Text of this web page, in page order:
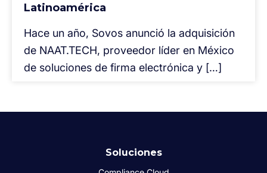
Latinoamérica
Hace un año, Sovos anunció la adquisición
de NAAT.TECH, proveedor líder en México
de soluciones de firma electrónica y […]
Soluciones